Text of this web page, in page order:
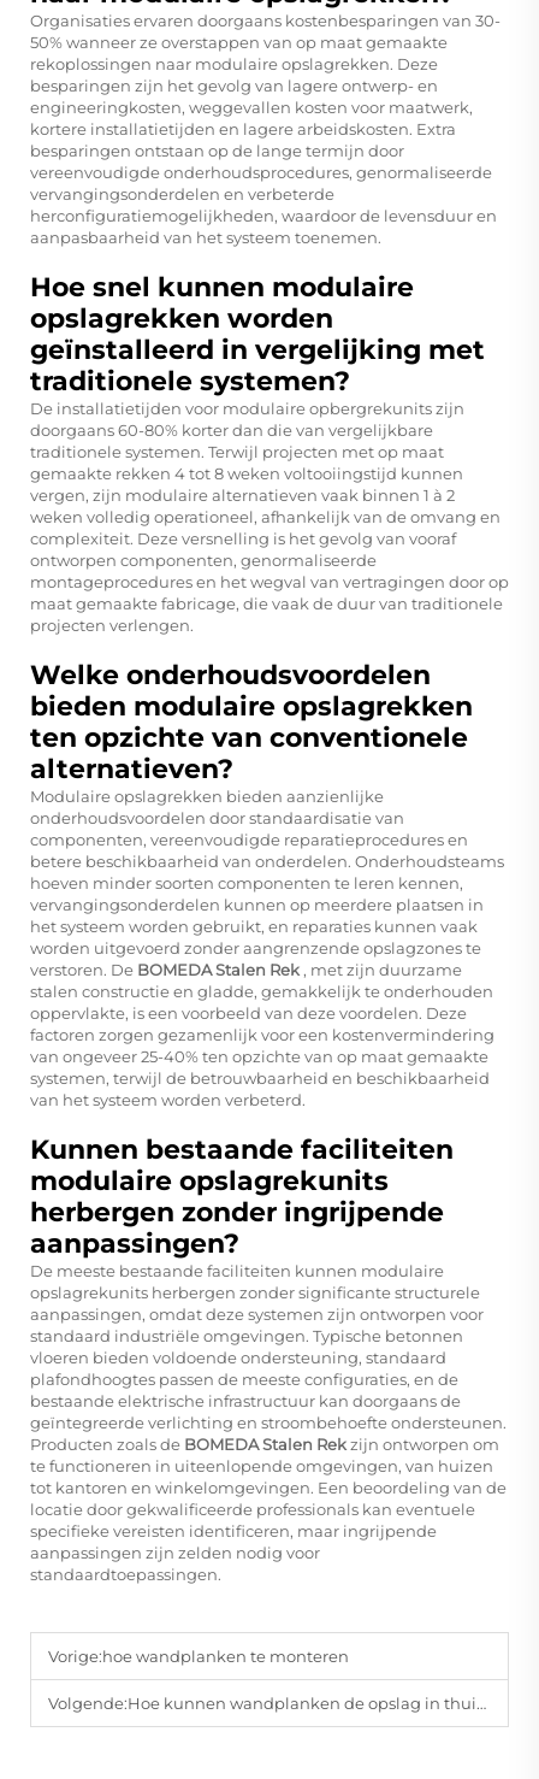
Organisaties ervaren doorgaans kostenbesparingen van 30-
50% wanneer ze overstappen van op maat gemaakte
rekoplossingen naar modulaire opslagrekken. Deze
besparingen zijn het gevolg van lagere ontwerp- en
engineeringkosten, weggevallen kosten voor maatwerk,
kortere installatietijden en lagere arbeidskosten. Extra
besparingen ontstaan op de lange termijn door
vereenvoudigde onderhoudsprocedures, genormaliseerde
vervangingsonderdelen en verbeterde
herconfiguratiemogelijkheden, waardoor de levensduur en
aanpasbaarheid van het systeem toenemen.
Hoe snel kunnen modulaire
opslagrekken worden
geïnstalleerd in vergelijking met
traditionele systemen?
De installatietijden voor modulaire opbergrekunits zijn
doorgaans 60-80% korter dan die van vergelijkbare
traditionele systemen. Terwijl projecten met op maat
gemaakte rekken 4 tot 8 weken voltooiingstijd kunnen
vergen, zijn modulaire alternatieven vaak binnen 1 à 2
weken volledig operationeel, afhankelijk van de omvang en
complexiteit. Deze versnelling is het gevolg van vooraf
ontworpen componenten, genormaliseerde
montageprocedures en het wegval van vertragingen door op
maat gemaakte fabricage, die vaak de duur van traditionele
projecten verlengen.
Welke onderhoudsvoordelen
bieden modulaire opslagrekken
ten opzichte van conventionele
alternatieven?
Modulaire opslagrekken bieden aanzienlijke
onderhoudsvoordelen door standaardisatie van
componenten, vereenvoudigde reparatieprocedures en
betere beschikbaarheid van onderdelen. Onderhoudsteams
hoeven minder soorten componenten te leren kennen,
vervangingsonderdelen kunnen op meerdere plaatsen in
het systeem worden gebruikt, en reparaties kunnen vaak
worden uitgevoerd zonder aangrenzende opslagzones te
verstoren. De BOMEDA Stalen Rek , met zijn duurzame
stalen constructie en gladde, gemakkelijk te onderhouden
oppervlakte, is een voorbeeld van deze voordelen. Deze
factoren zorgen gezamenlijk voor een kostenvermindering
van ongeveer 25-40% ten opzichte van op maat gemaakte
systemen, terwijl de betrouwbaarheid en beschikbaarheid
van het systeem worden verbeterd.
Kunnen bestaande faciliteiten
modulaire opslagrekunits
herbergen zonder ingrijpende
aanpassingen?
De meeste bestaande faciliteiten kunnen modulaire
opslagrekunits herbergen zonder significante structurele
aanpassingen, omdat deze systemen zijn ontworpen voor
standaard industriële omgevingen. Typische betonnen
vloeren bieden voldoende ondersteuning, standaard
plafondhoogtes passen de meeste configuraties, en de
bestaande elektrische infrastructuur kan doorgaans de
geïntegreerde verlichting en stroombehoefte ondersteunen.
Producten zoals de BOMEDA Stalen Rekzijn ontworpen om
te functioneren in uiteenlopende omgevingen, van huizen
tot kantoren en winkelomgevingen. Een beoordeling van de
locatie door gekwalificeerde professionals kan eventuele
specifieke vereisten identificeren, maar ingrijpende
aanpassingen zijn zelden nodig voor
standaardtoepassingen.
Vorige:hoe wandplanken te monteren
Volgende:Hoe kunnen wandplanken de opslag in thuiskantoren verbeteren?